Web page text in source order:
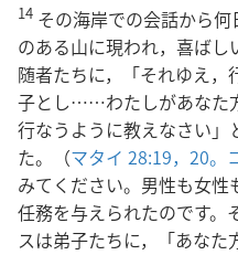
14 その海岸での会話から
のある山に現われ，喜ば
随者たちに，「それゆえ，
子とし……わたしがあなた
行なうように教えなさい
た。（マタイ 28:19，20。
みてください。男性も女性
任務を与えられたのです。
スは弟子たちに，「あな